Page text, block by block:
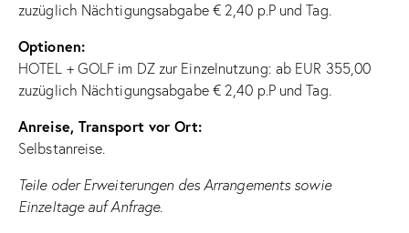
zuzüglich Nächtigungsabgabe € 2,40 p.P und Tag.
Optionen:
HOTEL + GOLF im DZ zur Einzelnutzung: ab EUR 355,00
zuzüglich Nächtigungsabgabe € 2,40 p.P und Tag.
Anreise, Transport vor Ort:
Selbstanreise.
Teile oder Erweiterungen des Arrangements sowie
Einzeltage auf Anfrage.